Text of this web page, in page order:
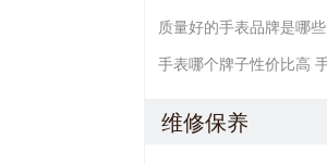
质量好的手表品牌是哪些
维修保养